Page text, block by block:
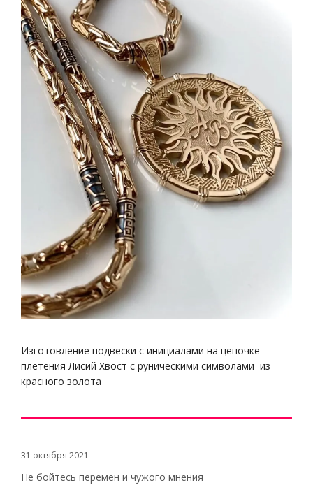
Изготовление подвески с инициалами на цепочке
плетения Лисий Хвост с руническими символами из
красного золота
31 октября 2021
Не бойтесь перемен и чужого мнения